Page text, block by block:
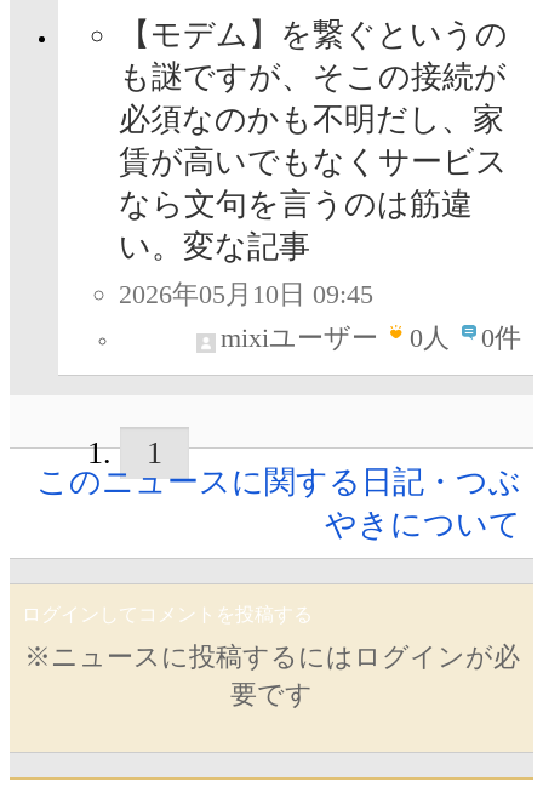
【モデム】を繋ぐというの
も謎ですが、そこの接続が
必須なのかも不明だし、家
賃が高いでもなくサービス
なら文句を言うのは筋違
い。変な記事
2026年05月10日 09:45
mixiユーザー
0人 0件
1
このニュースに関する日記・つぶ
やきについて
ログインしてコメントを投稿する
※ニュースに投稿するにはログインが必
要です